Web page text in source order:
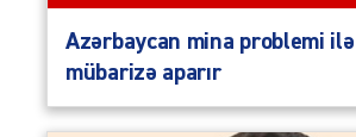
Azərbaycan mina problemi
mübarizə aparır